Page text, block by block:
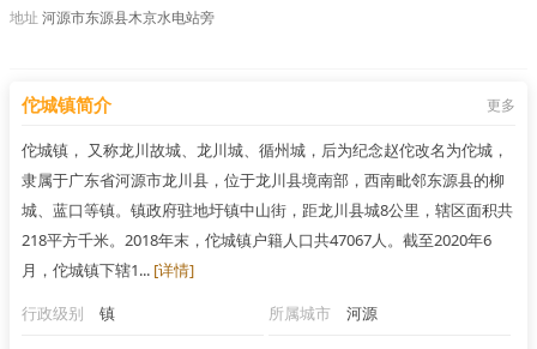
地址 河源市东源县木京水电站旁
佗城镇简介 更多
佗城镇， 又称龙川故城、龙川城、循州城，后为纪念赵佗改名为佗城，
隶属于广东省河源市龙川县，位于龙川县境南部，西南毗邻东源县的柳
城、蓝口等镇。镇政府驻地圩镇中山街，距龙川县城8公里，辖区面积共
218平方千米。2018年末，佗城镇户籍人口共47067人。截至2020年6
月，佗城镇下辖1... [详情]
行政级别
镇 所属城市 河源